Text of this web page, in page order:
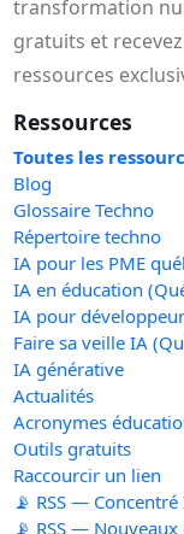
transformation
gratuits et
ressources
Ressources
Toutes les
Blog
Glossaire Techno
Répertoire techno
IA pour les PME
IA en éducation
IA pour
Faire sa veille IA
IA générative
Actualités
Acronymes
Outils gratuits
Raccourcir un lien
📡 RSS — Concentré
📡 RSS —